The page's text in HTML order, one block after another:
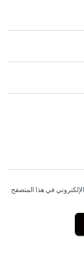
في هذا المتصفح